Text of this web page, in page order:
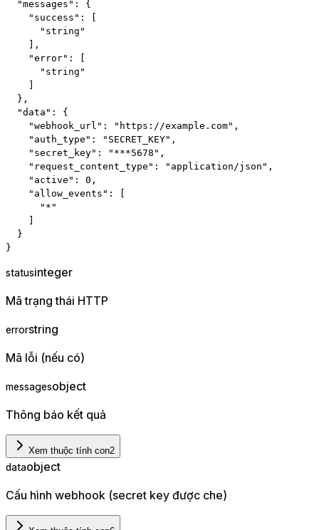
"messages" :
{
"success" :
"string"
,
"error" :
"string"
} ,
"data" :
{
"webhook_url" : "https://example.com" ,
"auth_type" : "SECRET_KEY" ,
"secret_key" : "***5678" ,
"request_content_type" : "application/json" ,
"active" : 0 ,
"allow_events" :
"*"
}
}
statusinteger
Mã trạng thái HTTP
errorstring
Mã lỗi (nếu có)
messagesobject
Thông báo kết quả
Xem thuộc tính con2
dataobject
Cấu hình webhook (secret key được che)